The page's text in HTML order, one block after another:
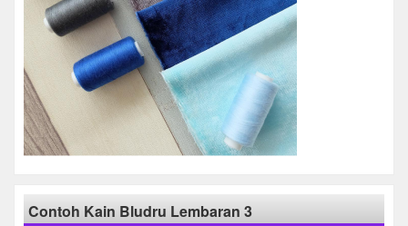
Contoh Kain Bludru Lembaran 3